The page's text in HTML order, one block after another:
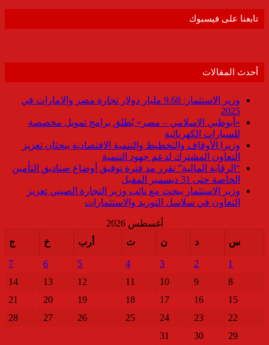
تابعنا على فيسبوك
أحدث المقالات
وزير الاستثمار: 9.68 مليار دولار تجارة مصر والإمارات في
2025
«أبوظبي الإسلامي – مصر» يُطلق برامج تمويل مخصصة
للسيارات الكهربائية
وزيرا الأوقاف والتخطيط والتنمية الاقتصادية يبحثان تعزيز
التعاون المشترك لدعم جهود التنمية
“الرقابة المالية” تقرر مد فترة توفيق أوضاع صناديق التأمين
الخاصة حتى 31 ديسمبر المقبل
وزير الاستثمار يبحث مع نائب وزير التجارة الصيني تعزيز
التعاون في سلاسل التوريد والاستثمارات
أغسطس 2026
س
د ن ث أرب خ ج
1
2
3
4
5
6
7
8
9
10
11
12
13
14
15
16
17
18
19
20
21
22
23
24
25
26
27
28
29
30
31